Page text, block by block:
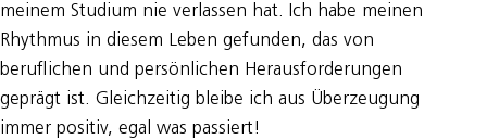
meinem Studium nie verlassen hat. Ich habe meinen
Rhythmus in diesem Leben gefunden, das von
beruflichen und persönlichen Herausforderungen
geprägt ist. Gleichzeitig bleibe ich aus Überzeugung
immer positiv, egal was passiert!